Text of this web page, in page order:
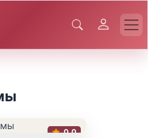
0.0